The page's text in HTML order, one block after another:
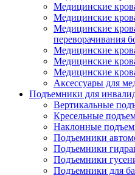
Медицинские
Медицинские
Медицинские
переворачивания
Медицинские
Медицинские
Медицинские
Аксессуары для
Подъемники для
Вертикальные
Кресельные
Наклонные
Подъемники
Подъемники
Подъемники
Подъемники для